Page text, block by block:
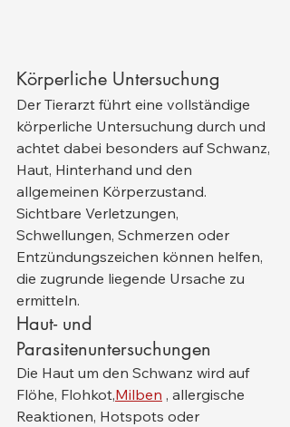
Körperliche Untersuchung
Der Tierarzt führt eine vollständige
körperliche Untersuchung durch und
achtet dabei besonders auf Schwanz,
Haut, Hinterhand und den
allgemeinen Körperzustand.
Sichtbare Verletzungen,
Schwellungen, Schmerzen oder
Entzündungszeichen können helfen,
die zugrunde liegende Ursache zu
ermitteln.
Haut- und
Parasitenuntersuchungen
Die Haut um den Schwanz wird auf
Flöhe, Flohkot,Milben , allergische
Reaktionen, Hotspots oder